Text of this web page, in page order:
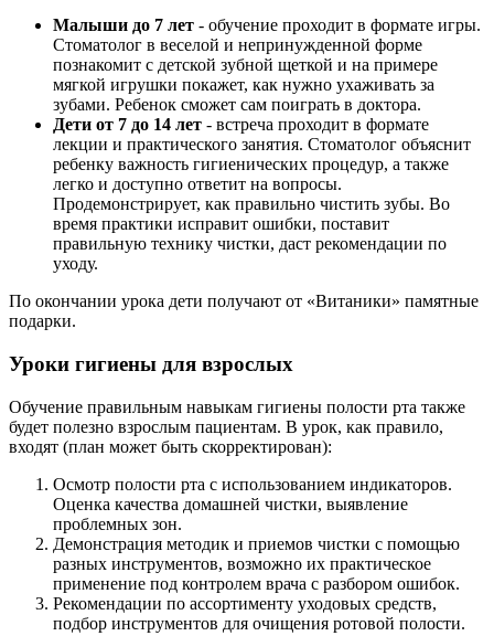
Малыши до 7 лет - обучение проходит в формате игры.
Стоматолог в веселой и непринужденной форме
познакомит с детской зубной щеткой и на примере
мягкой игрушки покажет, как нужно ухаживать за
зубами. Ребенок сможет сам поиграть в доктора.
Дети от 7 до 14 лет - встреча проходит в формате
лекции и практического занятия. Стоматолог объяснит
ребенку важность гигиенических процедур, а также
легко и доступно ответит на вопросы.
Продемонстрирует, как правильно чистить зубы. Во
время практики исправит ошибки, поставит
правильную технику чистки, даст рекомендации по
уходу.
По окончании урока дети получают от «Витаники» памятные
подарки.
Уроки гигиены для взрослых
Обучение правильным навыкам гигиены полости рта также
будет полезно взрослым пациентам. В урок, как правило,
входят (план может быть скорректирован):
Осмотр полости рта с использованием индикаторов.
Оценка качества домашней чистки, выявление
проблемных зон.
Демонстрация методик и приемов чистки с помощью
разных инструментов, возможно их практическое
применение под контролем врача с разбором ошибок.
Рекомендации по ассортименту уходовых средств,
подбор инструментов для очищения ротовой полости.